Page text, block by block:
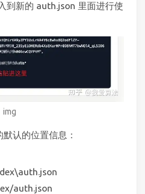
到新的 auth.json 里面进行使
img
认的位置信息：
auth.json